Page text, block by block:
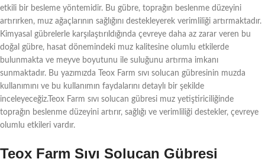
etkili bir besleme yöntemidir. Bu gübre, toprağın beslenme düzeyini
artırırken, muz ağaçlarının sağlığını destekleyerek verimliliği artırmaktadır.
Kimyasal gübrelerle karşılaştırıldığında çevreye daha az zarar veren bu
doğal gübre, hasat dönemindeki muz kalitesine olumlu etkilerde
bulunmakta ve meyve boyutunu ile suluğunu artırma imkanı
sunmaktadır. Bu yazımızda Teox Farm sıvı solucan gübresinin muzda
kullanımını ve bu kullanımın faydalarını detaylı bir şekilde
inceleyeceğiz.Teox Farm sıvı solucan gübresi muz yetiştiriciliğinde
toprağın beslenme düzeyini artırır, sağlığı ve verimliliği destekler, çevreye
olumlu etkileri vardır.
Teox Farm Sıvı Solucan Gübresi